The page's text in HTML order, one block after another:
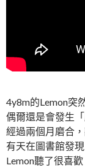
4y8m的Lemon突
偶爾還是會發生
經過兩個月磨合
有天在圖書館發
Lemon聽了很喜歡